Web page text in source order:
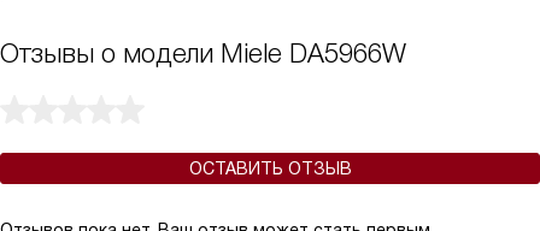
Отзывы о модели Miele DA5966W
ОСТАВИТЬ ОТЗЫВ